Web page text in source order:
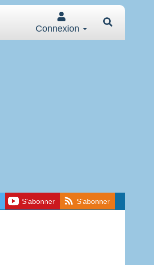
Connexion
S'abonner S'abonner